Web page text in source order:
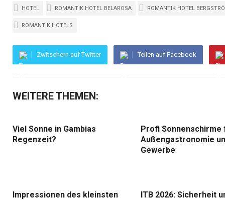
HOTEL ROMANTIK HOTEL BELAROSA ROMANTIK HOTEL
ROMANTIK HOTELS
Zwitschern auf Twitter Teilen auf Facebook
WEITERE THEMEN:
Viel Sonne in Gambias
Regenzeit?
Profi Sonnenschirme
Außengastronomie
Gewerbe
Impressionen des kleinsten
ITB 2026: Sicherheit